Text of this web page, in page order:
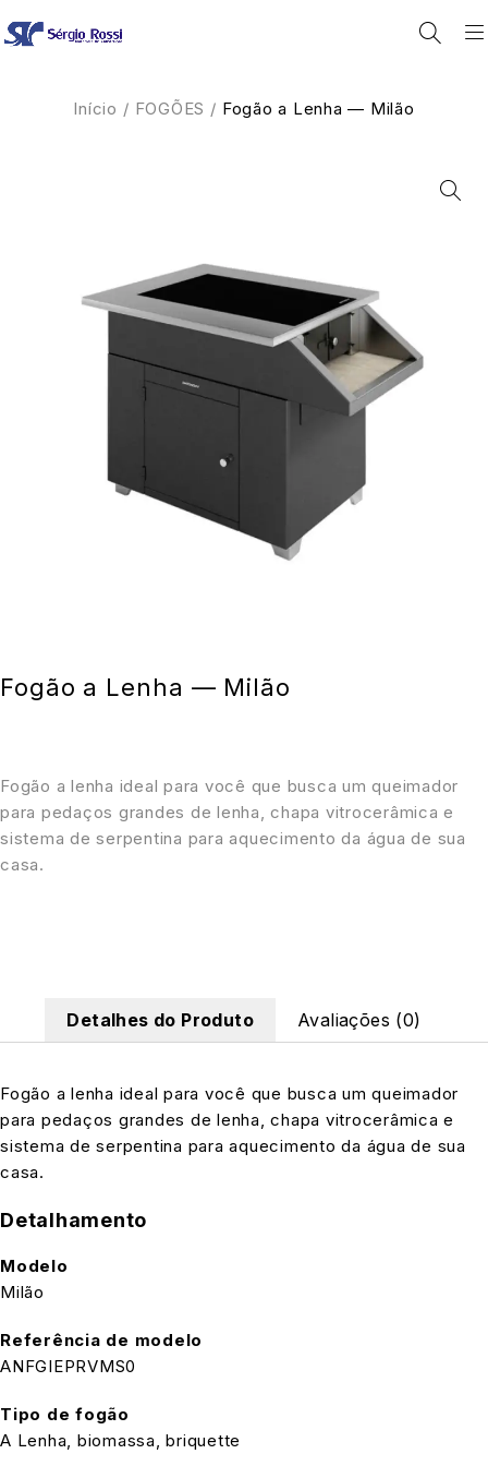
Início / FOGÕES / Fogão a Lenha — Milão
Fogão a Lenha — Milão
Fogão a lenha ideal para você que busca um queimador
para pedaços grandes de lenha, chapa vitrocerâmica e
sistema de serpentina para aquecimento da água de sua
casa.
Detalhes do Produto Avaliações (0)
Fogão a lenha ideal para você que busca um queimador
para pedaços grandes de lenha, chapa vitrocerâmica e
sistema de serpentina para aquecimento da água de sua
casa.
Detalhamento
Modelo
Milão
Referência de modelo
ANFGIEPRVMS0
Tipo de fogão
A Lenha, biomassa, briquette